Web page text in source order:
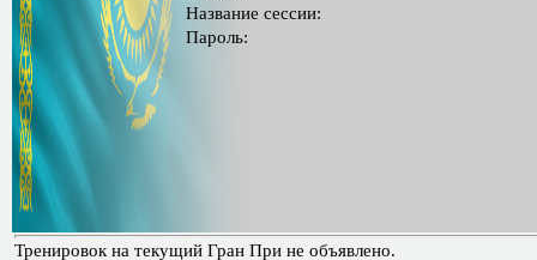
Название сессии:
Пароль:
Тренировок на текущий Гран При не объявлено.